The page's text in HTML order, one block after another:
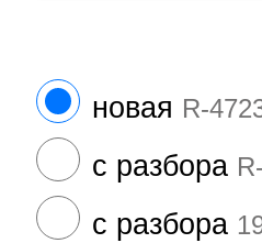
новая R-
с разбора
с разбора